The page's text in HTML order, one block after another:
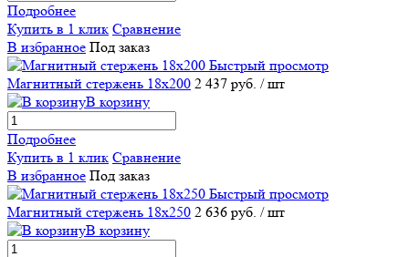
Подробнее
Купить в 1 клик Сравнение
В избранное Под заказ
Быстрый просмотр
Магнитный стержень 18х200 2 437 руб. / шт
В корзину
Подробнее
Купить в 1 клик Сравнение
В избранное Под заказ
Быстрый просмотр
Магнитный стержень 18х250 2 636 руб. / шт
В корзину